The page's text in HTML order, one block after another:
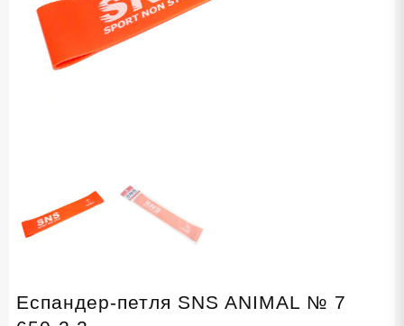
Еспандер-петля SNS ANIMAL № 7